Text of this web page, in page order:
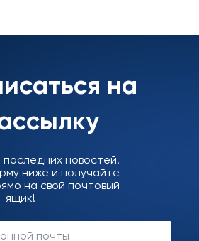
на
последних новостей.
ниже и получайте
на свой почтовый
ящик!